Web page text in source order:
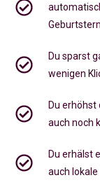
Du sparst
wenigen
Du erhöhst
auch noch
Du erhälst
auch lokale